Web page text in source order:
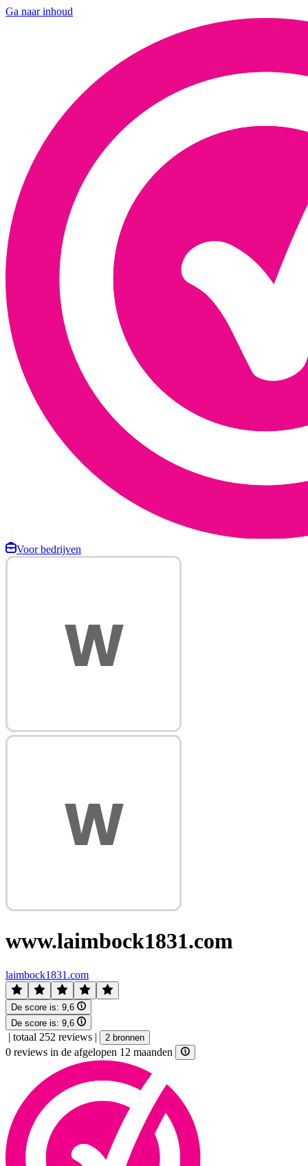
Ga naar inhoud
Voor bedrijven
www.laimbock1831.com
laimbock1831.com
De score is: 9,6
De score is: 9,6
| totaal 252 reviews | 2 bronnen
0 reviews in de afgelopen 12 maanden